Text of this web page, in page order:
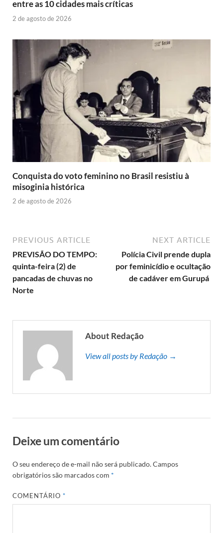
entre as 10 cidades mais críticas
2 de agosto de 2026
Conquista do voto feminino no Brasil resistiu à
misoginia histórica
2 de agosto de 2026
PREVIOUS ARTICLE
PREVISÃO DO TEMPO:
quinta-feira (2) de
pancadas de chuvas no
Norte
NEXT ARTICLE
Polícia Civil prende dupla
por feminicídio e ocultação
de cadáver em Gurupá
About Redação
View all posts by Redação →
Deixe um comentário
O seu endereço de e-mail não será publicado.Campos
obrigatórios são marcados com *
COMENTÁRIO*